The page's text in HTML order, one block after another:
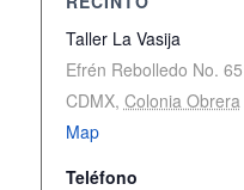
Taller La Vasija
Efrén Rebolledo No. 65
CDMX, Colonia Obrera
Map
Teléfono